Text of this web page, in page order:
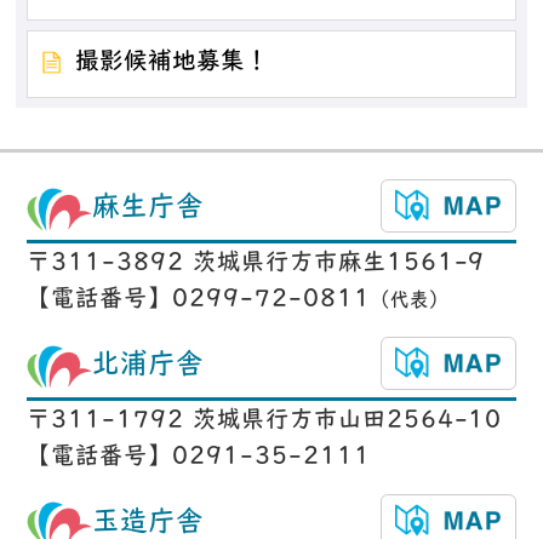
撮影候補地募集！
麻生庁舎
〒311-3892 茨城県行方市麻生1561-9
【電話番号】0299-72-0811
（代表）
北浦庁舎
〒311-1792 茨城県行方市山田2564-10
【電話番号】0291-35-2111
玉造庁舎